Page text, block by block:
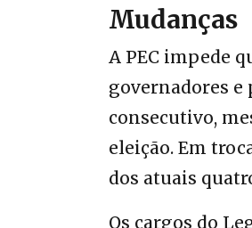
Mudanças
A PEC impede
governadores
consecutivo,
eleição. Em
dos atuais
Os cargos do